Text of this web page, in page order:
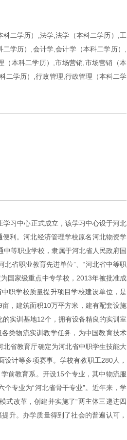
二学历）,法学,法学（本科二学历）,工
学历）,会计学,会计学（本科二学历）,
（本科二学历）,市场营销,市场营销（本
二学历）,行政管理,行政管理（本科二学
习中心正式成立，该学习中心设于河北
利。河北经济管理学校原名河北物资学
等职业学校，隶属于河北省人民政府国
北省职业教育先进单位”、“河北省中等职
国家级重点中专学校，2013年被批准成
职学校质量提升项目学校建设单位，是
，建筑面积10万平方米，建有配套设施
实训基地12个，拥有设备精良的实训室
类物流实训教学任务，为中国教育技术
省教育厅确定为河北省中职学生技能大
计等多项赛事。学校有教职工280人，
前教育系。开设15个专业，其中物流服
专业为“河北省骨干专业”。近年来，学
式改革，创建并实施了“两主体三递进四
升。办学质量得到了社会的普遍认可，